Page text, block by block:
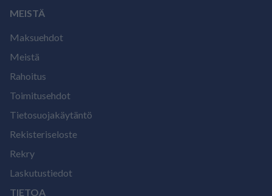
MEISTÄ
Maksuehdot
Meistä
Rahoitus
Toimitusehdot
Tietosuojakäytäntö
Rekisteriseloste
Rekry
Laskutustiedot
TIETOA